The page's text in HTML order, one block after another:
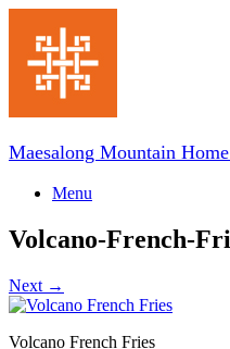
content
Maesalong Mountain
Menu
Volcano-French-
Next →
Volcano French Fries